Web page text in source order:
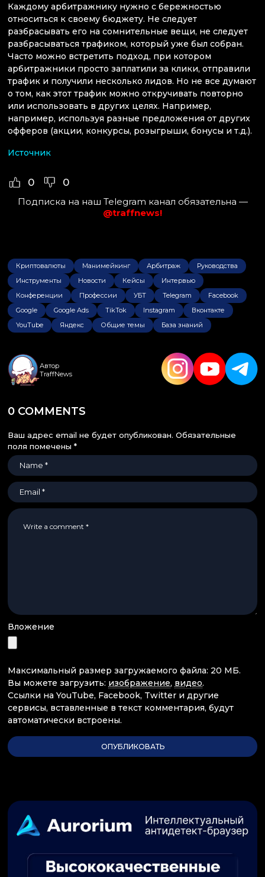
Каждому арбитражнику нужно с бережностью
относиться к своему бюджету. Не следует
разбрасывать его на сомнительные вещи, не следует
разбрасываться трафиком, который уже был собран.
Часто можно встретить подход, при котором
арбитражники просто заплатили за клики, отправили
трафик и получили несколько лидов. Но не все думают
о том, как этот трафик можно откручивать повторно
или использовать в других целях. Например,
например, используя разные предложения от других
офферов (акции, конкурсы, розыгрыши, бонусы и т.д.).
Источник
0 0
Подписка на наш Telegram канал обязательна —
@traffnews!
Криптовалюты Манимейкинг Арбитраж
Руководства
Инструменты
Новости Кейсы
Интервью
Конференции
Профессии УБТ Telegram
Facebook
Google
Google Ads TikTok Instagram
Вконтакте
YouTube
Яндекс Общие темы База знаний
Автор
TraffNews
0 COMMENTS
Ваш адрес email не будет опубликован. Обязательные
поля помечены *
Вложение
Максимальный размер загружаемого файла: 20 МБ.
Вы можете загрузить: изображение, видео.
Ссылки на YouTube, Facebook, Twitter и другие
сервисы, вставленные в текст комментария, будут
автоматически встроены.